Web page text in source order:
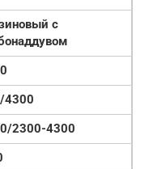
c
4300
2300-4300